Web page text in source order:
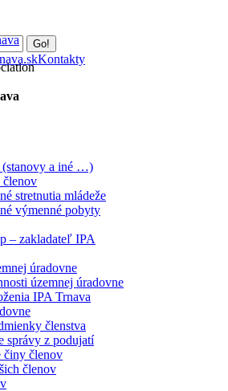
Kontakty
(stanovy a iné …)
stretnutia mládeže
výmenné pobyty
– zakladateľ IPA
úradovne
územnej úradovne
IPA Trnava
členstva
správy z podujatí
činy členov
členov